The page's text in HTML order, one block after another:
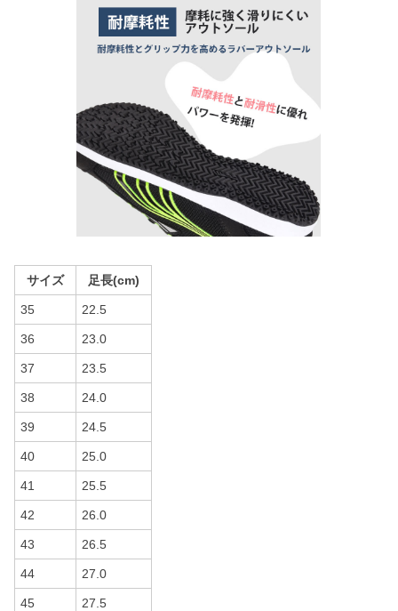
サイズ 足長(cm)
35 22.5
36 23.0
37 23.5
38 24.0
39 24.5
40 25.0
41 25.5
42 26.0
43 26.5
44 27.0
45 27.5